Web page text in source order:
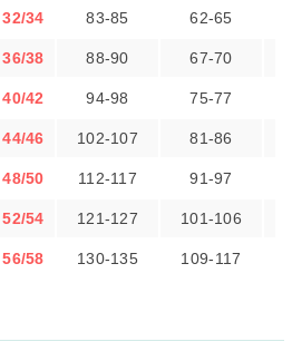
32/34 83-85 62-65
36/38 88-90 67-70
40/42 94-98 75-77
44/46 102-107 81-86
48/50 112-117 91-97
52/54 121-127 101-106
56/58 130-135 109-117